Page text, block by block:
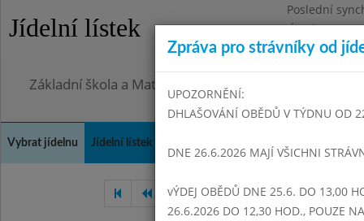
Jídelní lístek
Poslední
Úterý
Omezení
Základní škola a Mateřská škola Dr. Edvarda Beneše,
Vybrat jídelnu Jídelní lístek
Červenec 2024 Srpen 2024
Zpráva pro strávníky od
UPOZORNĚNÍ:
DHLAŠOVÁNÍ OBĚDŮ V TÝDNU OD
DNE 26.6.2026 MAJÍ VŠICHNI
vÝDEJ OBĚDŮ DNE 25.6. DO 13,00
26.6.2026 DO 12,30 HOD., POUZE